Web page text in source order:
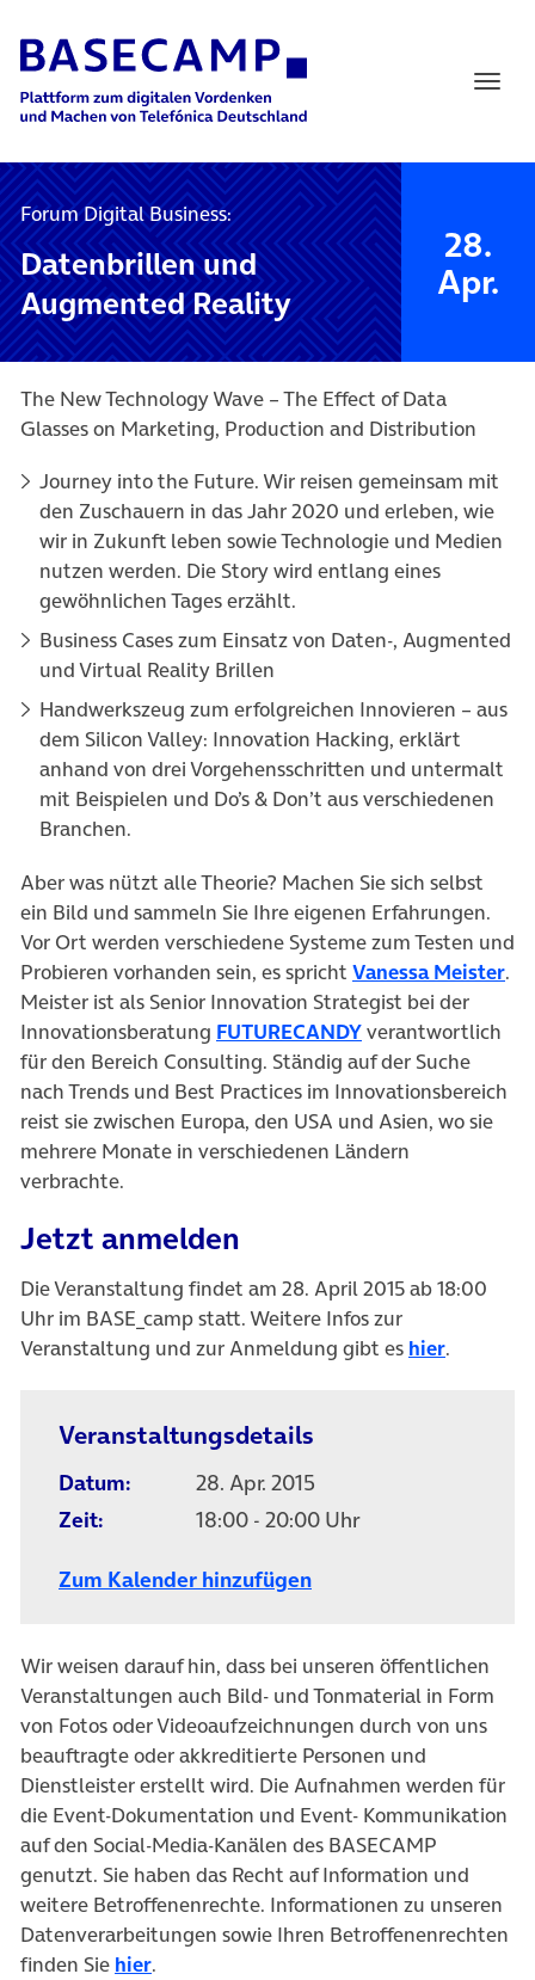
Main Navigation
Forum Digital Business:
Datenbrillen und
Augmented Reality
28.
Apr.
The New Technology Wave – The Effect of Data
Glasses on Marketing, Production and Distribution
Journey into the Future. Wir reisen gemeinsam mit
den Zuschauern in das Jahr 2020 und erleben, wie
wir in Zukunft leben sowie Technologie und Medien
nutzen werden. Die Story wird entlang eines
gewöhnlichen Tages erzählt.
Business Cases zum Einsatz von Daten-, Augmented
und Virtual Reality Brillen
Handwerkszeug zum erfolgreichen Innovieren – aus
dem Silicon Valley: Innovation Hacking, erklärt
anhand von drei Vorgehensschritten und untermalt
mit Beispielen und Do’s & Don’t aus verschiedenen
Branchen.
Aber was nützt alle Theorie? Machen Sie sich selbst
ein Bild und sammeln Sie Ihre eigenen Erfahrungen.
Vor Ort werden verschiedene Systeme zum Testen und
Probieren vorhanden sein, es spricht Vanessa Meister.
Meister ist als Senior Innovation Strategist bei der
Innovationsberatung FUTURECANDY(öffnet in neuem
verantwortlich
für den Bereich Consulting. Ständig auf der Suche
nach Trends und Best Practices im Innovationsbereich
reist sie zwischen Europa, den USA und Asien, wo sie
mehrere Monate in verschiedenen Ländern
verbrachte.
Jetzt anmelden
Die Veranstaltung findet am 28. April 2015 ab 18:00
Uhr im BASE_camp statt. Weitere Infos zur
Veranstaltung und zur Anmeldung gibt es hier(öffnet in
.
Veranstaltungsdetails
Datum:
28. Apr. 2015
Zeit:
18:00 - 20:00 Uhr
Zum Kalender hinzufügen
Wir weisen darauf hin, dass bei unseren öffentlichen
Veranstaltungen auch Bild- und Tonmaterial in Form
von Fotos oder Videoaufzeichnungen durch von uns
beauftragte oder akkreditierte Personen und
Dienstleister erstellt wird. Die Aufnahmen werden für
die Event-Dokumentation und Event- Kommunikation
auf den Social-Media-Kanälen des BASECAMP
genutzt. Sie haben das Recht auf Information und
weitere Betroffenenrechte. Informationen zu unseren
Datenverarbeitungen sowie Ihren Betroffenenrechten
finden Sie hier.